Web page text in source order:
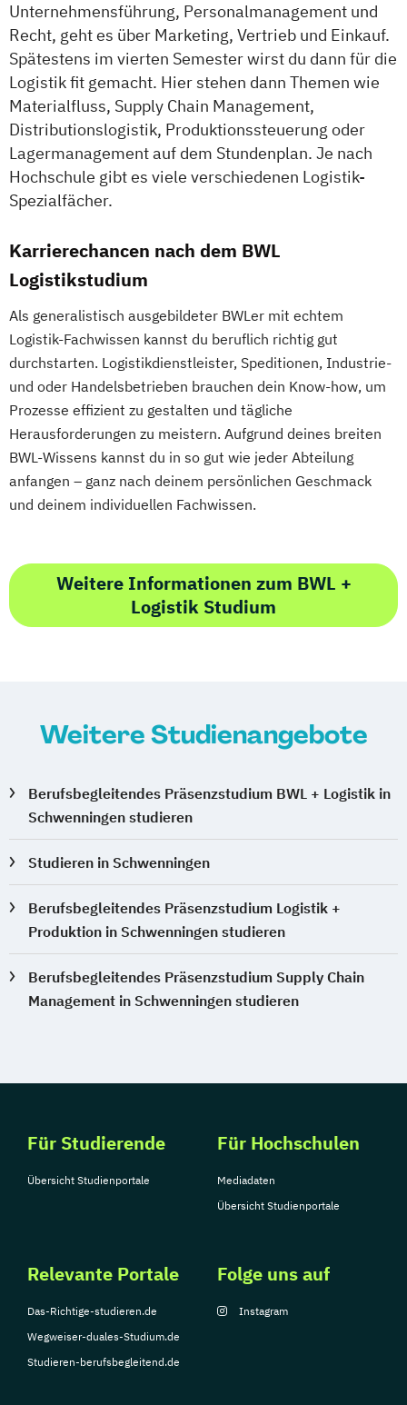
Unternehmensführung, Personalmanagement und
Recht, geht es über Marketing, Vertrieb und Einkauf.
Spätestens im vierten Semester wirst du dann für die
Logistik fit gemacht. Hier stehen dann Themen wie
Materialfluss, Supply Chain Management,
Distributionslogistik, Produktionssteuerung oder
Lagermanagement auf dem Stundenplan. Je nach
Hochschule gibt es viele verschiedenen Logistik-
Spezialfächer.
Karrierechancen nach dem BWL
Logistikstudium
Als generalistisch ausgebildeter BWLer mit echtem
Logistik-Fachwissen kannst du beruflich richtig gut
durchstarten. Logistikdienstleister, Speditionen, Industrie-
und oder Handelsbetrieben brauchen dein Know-how, um
Prozesse effizient zu gestalten und tägliche
Herausforderungen zu meistern. Aufgrund deines breiten
BWL-Wissens kannst du in so gut wie jeder Abteilung
anfangen – ganz nach deinem persönlichen Geschmack
und deinem individuellen Fachwissen.
Weitere Informationen zum BWL +
Logistik Studium
Weitere Studienangebote
Berufsbegleitendes Präsenzstudium BWL + Logistik in
Schwenningen studieren
Studieren in Schwenningen
Berufsbegleitendes Präsenzstudium Logistik +
Produktion in Schwenningen studieren
Berufsbegleitendes Präsenzstudium Supply Chain
Management in Schwenningen studieren
Für Studierende
Übersicht Studienportale
Für Hochschulen
Mediadaten
Übersicht Studienportale
Relevante Portale
Das-Richtige-studieren.de
Wegweiser-duales-Studium.de
Studieren-berufsbegleitend.de
Folge uns auf
Instagram